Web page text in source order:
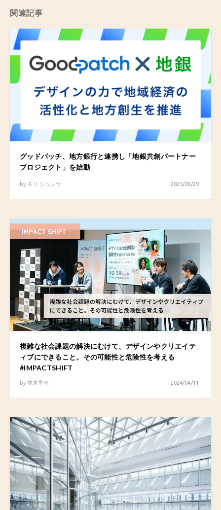
関連記事
グッドパッチ、地方銀行と連携し「地銀共創パートナー
プロジェクト」を始動
by モリ ジュンヤ 2025/08/29
複雑な社会課題の解決にむけて、デザインやクリエイテ
ィブにできること。その可能性と危険性を考える
#IMPACTSHIFT
by 並木里圭 2024/04/11